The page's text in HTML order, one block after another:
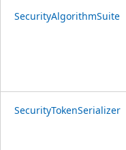
SecurityAlgorithmSuite
SecurityTokenSerializer